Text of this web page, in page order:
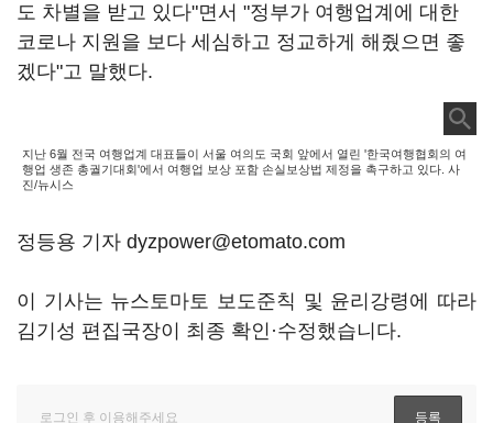
도 차별을 받고 있다"면서 "정부가 여행업계에 대한
코로나 지원을 보다 세심하고 정교하게 해줬으면 좋
겠다"고 말했다.
지난 6월 전국 여행업계 대표들이 서울 여의도 국회 앞에서 열린 '한국여행협회의 여
행업 생존 총궐기대회'에서 여행업 보상 포함 손실보상법 제정을 촉구하고 있다. 사
진/뉴시스
정등용 기자 dyzpower@etomato.com
이 기사는 뉴스토마토 보도준칙 및 윤리강령에 따라
김기성 편집국장이 최종 확인·수정했습니다.